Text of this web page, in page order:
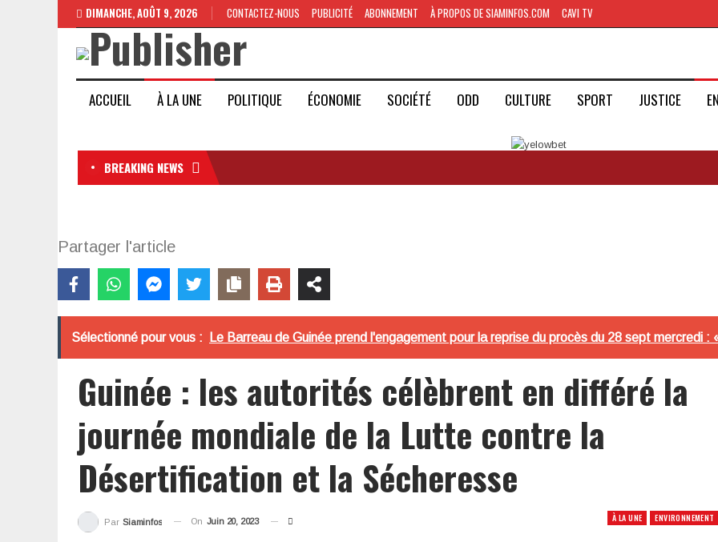
DIMANCHE, AOÛT 9, 2026 CONTACTEZ-NOUS PUBLICITÉ ABONNEMENT À PROPOS DE SIAMINFOS.COM CAVI TV
ACCUEIL À LA UNE POLITIQUE ÉCONOMIE SOCIÉTÉ ODD CULTURE SPORT JUSTICE
BREAKING NEWS
Partager l'article
Sélectionné pour vous : Le Barreau de Guinée prend l'engagement pour la reprise du procès du 28 sept mercredi :
Guinée : les autorités célèbrent en différé la
journée mondiale de la Lutte contre la
Désertification et la Sécheresse
À LA UNE ENVIRONNEMENT
Par Siaminfos On Juin 20, 2023